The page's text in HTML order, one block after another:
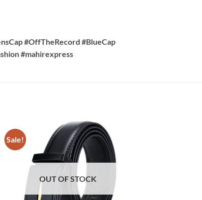
#OffTheRecord #BlueCap
#mahirexpress
Sale!
OUT OF STOCK